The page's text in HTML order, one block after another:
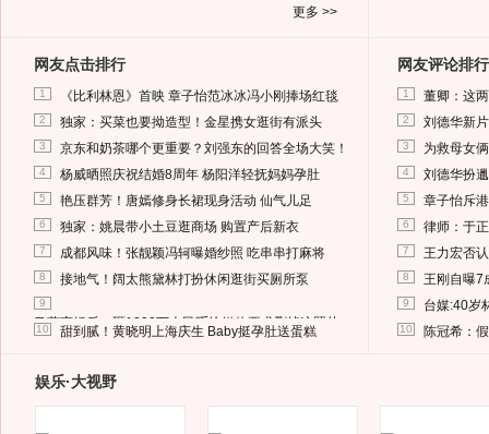
更多 >>
网友点击排行
1 《比利林恩》首映 章子怡范冰冰冯小刚捧场红毯
2 独家：买菜也要拗造型！金星携女逛街有派头
3 京东和奶茶哪个更重要？刘强东的回答全场大笑！
4 杨威晒照庆祝结婚8周年 杨阳洋轻抚妈妈孕肚
5 艳压群芳！唐嫣修身长裙现身活动 仙气儿足
6 独家：姚晨带小土豆逛商场 购置产后新衣
7 成都风味！张靓颖冯轲曝婚纱照 吃串串打麻将
8 接地气！阔太熊黛林打扮休闲逛街买厕所泵
9
马蓉离婚后，砸1000万人民币给媒体要求删掉这照片
10 甜到腻！黄晓明上海庆生 Baby挺孕肚送蛋糕
网友评论排行
1 董卿：这
2 刘德华新
3 为救母女
4 刘德华扮
5 章子怡斥
6 律师：于
7 王力宏否
8 王刚自曝7
9 台媒:40岁
10 陈冠希：
娱乐·大视野